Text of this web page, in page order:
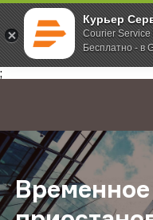
Курьер
Courier Service
Бесплатно - в
;
Главная О компании
Временное